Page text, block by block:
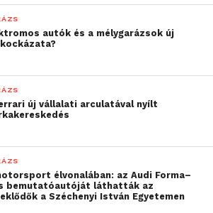
jövőben. A jelenlegi tervek
belül hat-nyolc típussal
lenni a hazai piacon, a legkisebb
Az összeszerelés
a város önkormányzata 15
tulajdonrészt szerzett
Munkahelyteremtő
a vállalkozásnak, hiszen a 2011-re
Bol d’or elkészítéséhez legalább
elindítása szükséges.
autók és a mélygarázsok új
új vállalati arculatával nyílt
élvonalában: az Audi Forma–
bemutatóautóját láthatták az
a Széchenyi István Egyetemen